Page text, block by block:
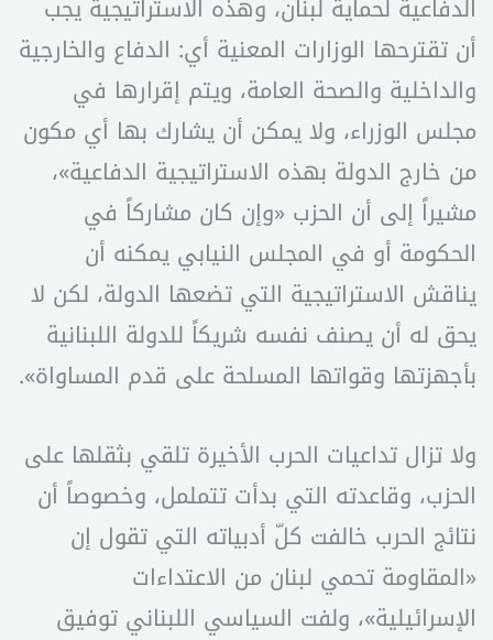
الدفاعية لحماية لبنان، وهذه الاستراتيجية يجب
أن تقترحها الوزارات المعنية أي: الدفاع والخارجية
والداخلية والصحة العامة، ويتم إقرارها في
مجلس الوزراء، ولا يمكن أن يشارك بها أي مكون
من خارج الدولة بهذه الاستراتيجية الدفاعية»،
مشيراً إلى أن الحزب «وإن كان مشاركاً في
الحكومة أو في المجلس النيابي يمكنه أن
يناقش الاستراتيجية التي تضعها الدولة، لكن لا
يحق له أن يصنف نفسه شريكاً للدولة اللبنانية
بأجهزتها وقواتها المسلحة على قدم المساواة».
ولا تزال تداعيات الحرب الأخيرة تلقي بثقلها على
الحزب، وقاعدته التي بدأت تتململ، وخصوصاً أن
نتائج الحرب خالفت كلّ أدبياته التي تقول إن
«المقاومة تحمي لبنان من الاعتداءات
الإسرائيلية»، ولفت السياسي اللبناني توفيق